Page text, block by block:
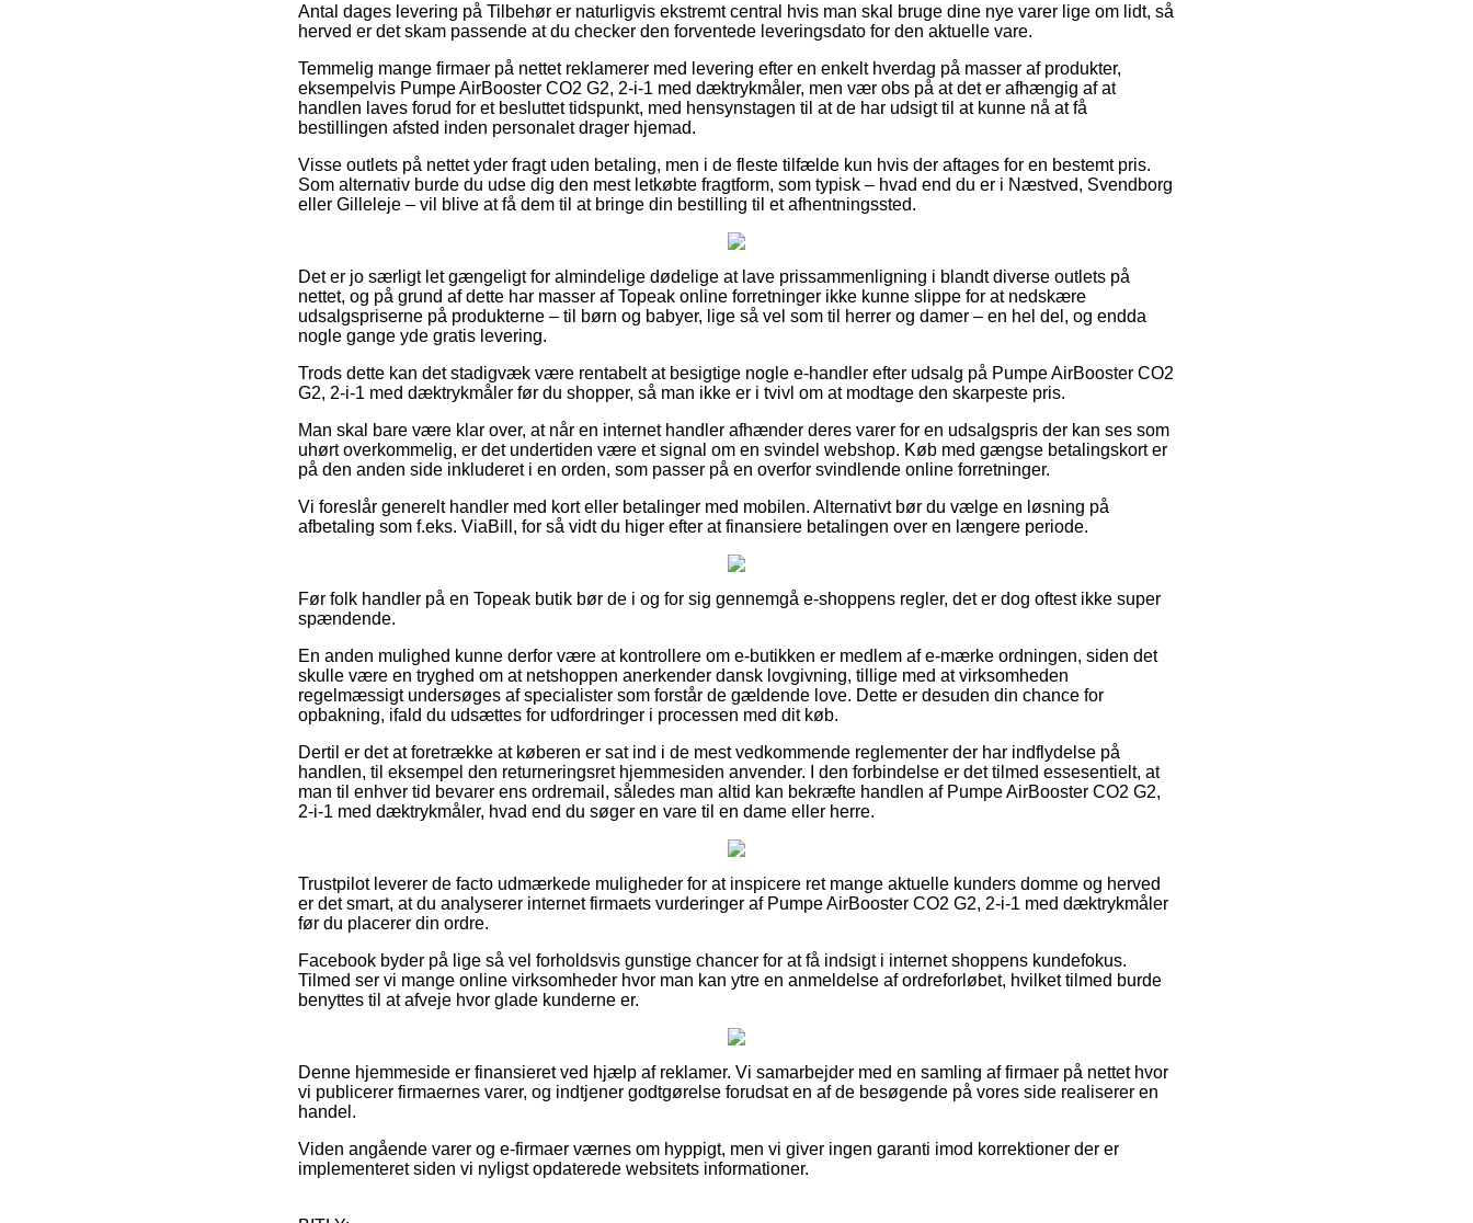
Antal dages levering på Tilbehør er naturligvis ekstremt central hvis man skal bruge dine nye varer lige om lidt, så
herved er det skam passende at du checker den forventede leveringsdato for den aktuelle vare.
Temmelig mange firmaer på nettet reklamerer med levering efter en enkelt hverdag på masser af produkter,
eksempelvis Pumpe AirBooster CO2 G2, 2-i-1 med dæktrykmåler, men vær obs på at det er afhængig af at
handlen laves forud for et besluttet tidspunkt, med hensynstagen til at de har udsigt til at kunne nå at få
bestillingen afsted inden personalet drager hjemad.
Visse outlets på nettet yder fragt uden betaling, men i de fleste tilfælde kun hvis der aftages for en bestemt pris.
Som alternativ burde du udse dig den mest letkøbte fragtform, som typisk – hvad end du er i Næstved, Svendborg
eller Gilleleje – vil blive at få dem til at bringe din bestilling til et afhentningssted.
Det er jo særligt let gængeligt for almindelige dødelige at lave prissammenligning i blandt diverse outlets på
nettet, og på grund af dette har masser af Topeak online forretninger ikke kunne slippe for at nedskære
udsalgspriserne på produkterne – til børn og babyer, lige så vel som til herrer og damer – en hel del, og endda
nogle gange yde gratis levering.
Trods dette kan det stadigvæk være rentabelt at besigtige nogle e-handler efter udsalg på Pumpe AirBooster CO2
G2, 2-i-1 med dæktrykmåler før du shopper, så man ikke er i tvivl om at modtage den skarpeste pris.
Man skal bare være klar over, at når en internet handler afhænder deres varer for en udsalgspris der kan ses som
uhørt overkommelig, er det undertiden være et signal om en svindel webshop. Køb med gængse betalingskort er
på den anden side inkluderet i en orden, som passer på en overfor svindlende online forretninger.
Vi foreslår generelt handler med kort eller betalinger med mobilen. Alternativt bør du vælge en løsning på
afbetaling som f.eks. ViaBill, for så vidt du higer efter at finansiere betalingen over en længere periode.
Før folk handler på en Topeak butik bør de i og for sig gennemgå e-shoppens regler, det er dog oftest ikke super
spændende.
En anden mulighed kunne derfor være at kontrollere om e-butikken er medlem af e-mærke ordningen, siden det
skulle være en tryghed om at netshoppen anerkender dansk lovgivning, tillige med at virksomheden
regelmæssigt undersøges af specialister som forstår de gældende love. Dette er desuden din chance for
opbakning, ifald du udsættes for udfordringer i processen med dit køb.
Dertil er det at foretrække at køberen er sat ind i de mest vedkommende reglementer der har indflydelse på
handlen, til eksempel den returneringsret hjemmesiden anvender. I den forbindelse er det tilmed essesentielt, at
man til enhver tid bevarer ens ordremail, således man altid kan bekræfte handlen af Pumpe AirBooster CO2 G2,
2-i-1 med dæktrykmåler, hvad end du søger en vare til en dame eller herre.
Trustpilot leverer de facto udmærkede muligheder for at inspicere ret mange aktuelle kunders domme og herved
er det smart, at du analyserer internet firmaets vurderinger af Pumpe AirBooster CO2 G2, 2-i-1 med dæktrykmåler
før du placerer din ordre.
Facebook byder på lige så vel forholdsvis gunstige chancer for at få indsigt i internet shoppens kundefokus.
Tilmed ser vi mange online virksomheder hvor man kan ytre en anmeldelse af ordreforløbet, hvilket tilmed burde
benyttes til at afveje hvor glade kunderne er.
Denne hjemmeside er finansieret ved hjælp af reklamer. Vi samarbejder med en samling af firmaer på nettet hvor
vi publicerer firmaernes varer, og indtjener godtgørelse forudsat en af de besøgende på vores side realiserer en
handel.
Viden angående varer og e-firmaer værnes om hyppigt, men vi giver ingen garanti imod korrektioner der er
implementeret siden vi nyligst opdaterede websitets informationer.